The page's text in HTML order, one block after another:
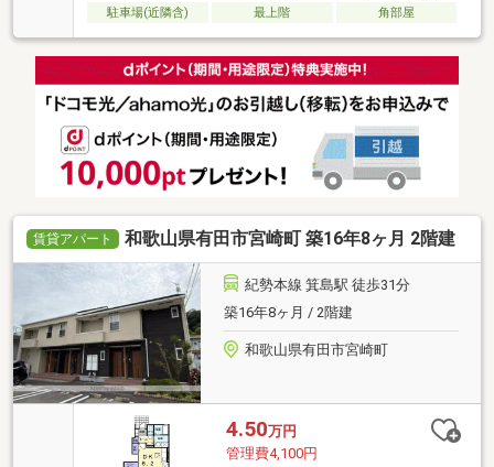
駐車場(近隣含)
最上階 角部屋
賃貸アパート 和歌山県有田市宮崎町 築16年8ヶ月 2階建
紀勢本線 箕島駅 徒歩31分
築16年8ヶ月 / 2階建
和歌山県有田市宮崎町
4.50万円
管理費4,100円